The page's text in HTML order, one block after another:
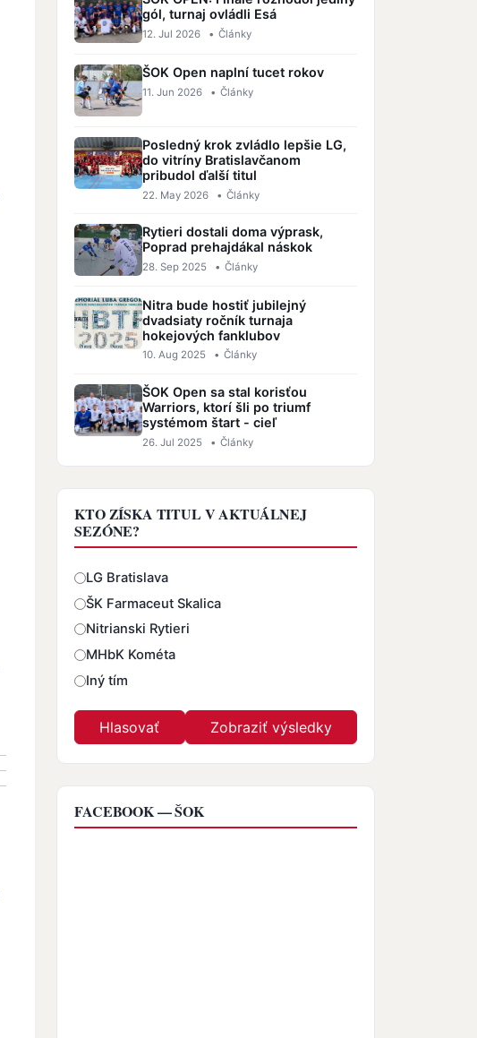
gól, turnaj ovládli Esá
12. Jul 2026 • Články
ŠOK Open naplní tucet rokov
11. Jun 2026 • Články
Posledný krok zvládlo lepšie LG,
do vitríny Bratislavčanom
pribudol ďalší titul
22. May 2026 • Články
Rytieri dostali doma výprask,
Poprad prehajdákal náskok
28. Sep 2025 • Články
Nitra bude hostiť jubilejný
dvadsiaty ročník turnaja
hokejových fanklubov
10. Aug 2025 • Články
ŠOK Open sa stal korisťou
Warriors, ktorí šli po triumf
systémom štart - cieľ
26. Jul 2025 • Články
KTO ZÍSKA TITUL V AKTUÁLNEJ
SEZÓNE?
Odpovede
LG Bratislava
ŠK Farmaceut Skalica
Nitrianski Rytieri
MHbK Kométa
Iný tím
FACEBOOK — ŠOK